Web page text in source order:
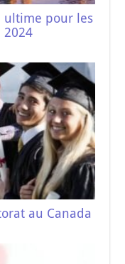
ultime pour les
au Canada